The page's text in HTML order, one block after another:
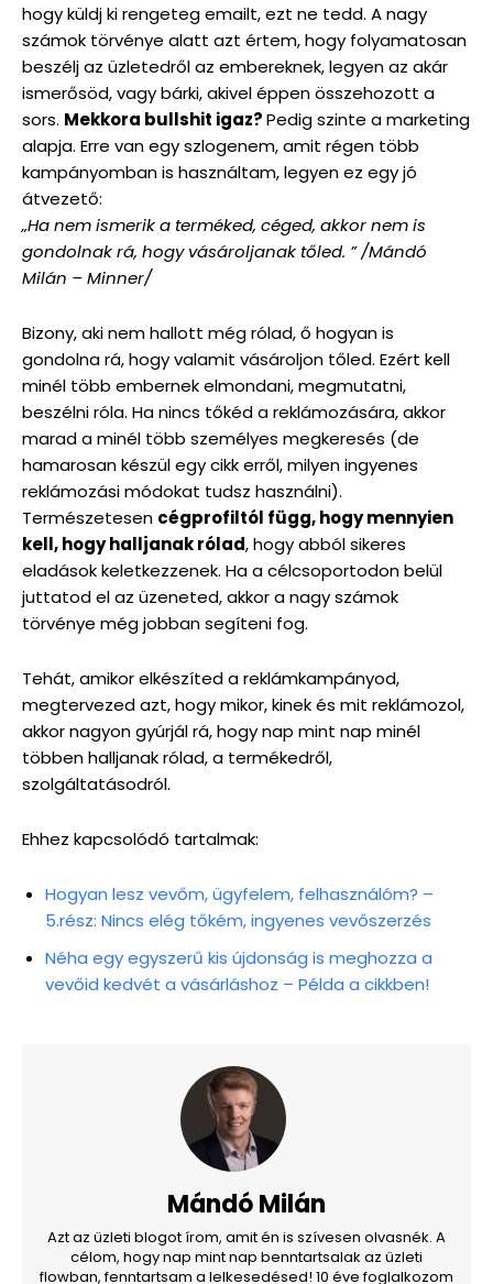
hogy küldj ki rengeteg emailt, ezt ne tedd. A nagy
számok törvénye alatt azt értem, hogy folyamatosan
beszélj az üzletedről az embereknek, legyen az akár
ismerősöd, vagy bárki, akivel éppen összehozott a
sors. Mekkora bullshit igaz?Pedig szinte a marketing
alapja. Erre van egy szlogenem, amit régen több
kampányomban is használtam, legyen ez egy jó
átvezető:
„Ha nem ismerik a terméked, céged, akkor nem is
gondolnak rá, hogy vásároljanak tőled. ” /Mándó
Milán – Minner/
Bizony, aki nem hallott még rólad, ő hogyan is
gondolna rá, hogy valamit vásároljon tőled. Ezért kell
minél több embernek elmondani, megmutatni,
beszélni róla. Ha nincs tőkéd a reklámozására, akkor
marad a minél több személyes megkeresés (de
hamarosan készül egy cikk erről, milyen ingyenes
reklámozási módokat tudsz használni).
Természetesen cégprofiltól függ, hogy mennyien
kell, hogy halljanak rólad, hogy abból sikeres
eladások keletkezzenek. Ha a célcsoportodon belül
juttatod el az üzeneted, akkor a nagy számok
törvénye még jobban segíteni fog.
Tehát, amikor elkészíted a reklámkampányod,
megtervezed azt, hogy mikor, kinek és mit reklámozol,
akkor nagyon gyúrjál rá, hogy nap mint nap minél
többen halljanak rólad, a termékedről,
szolgáltatásodról.
Ehhez kapcsolódó tartalmak:
Hogyan lesz vevőm, ügyfelem, felhasználóm? –
5.rész: Nincs elég tőkém, ingyenes vevőszerzés
Néha egy egyszerű kis újdonság is meghozza a
vevőid kedvét a vásárláshoz – Példa a cikkben!
Mándó Milán
Azt az üzleti blogot írom, amit én is szívesen olvasnék. A
célom, hogy nap mint nap benntartsalak az üzleti
flowban, fenntartsam a lelkesedésed! 10 éve foglalkozom